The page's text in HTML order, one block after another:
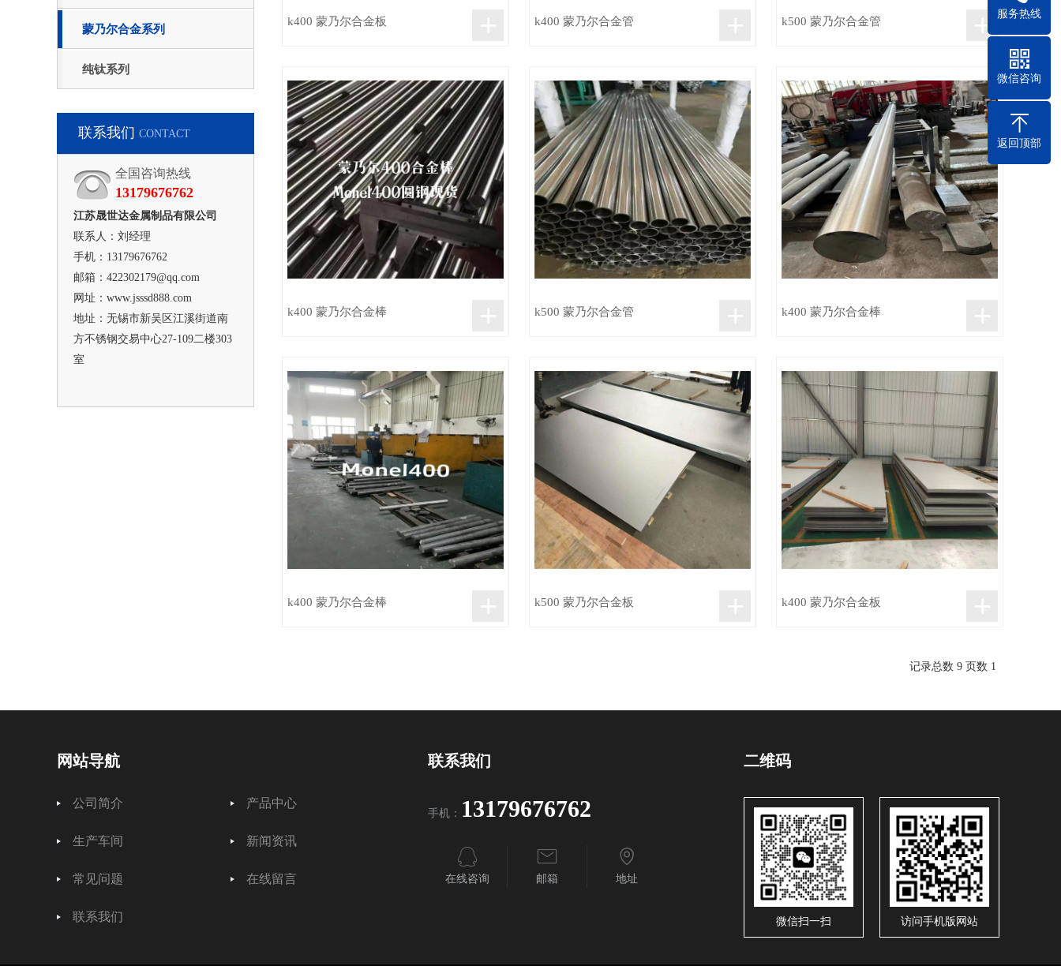
蒙乃尔合金系列
纯钛系列
联系我们 CONTACT
全国咨询热线
13179676762
江苏晟世达金属制品有限公司
联系人：刘经理
手机：13179676762
邮箱：422302179@qq.com
网址：www.jsssd888.com
地址：无锡市新吴区江溪街道南
方不锈钢交易中心27-109二楼303
室
k400 蒙乃尔合金板 k400 蒙乃尔合金管 k500 蒙乃尔合金管 +
k400 蒙乃尔合金棒 k500 蒙乃尔合金管 k400 蒙乃尔合金棒
k400 蒙乃尔合金棒 k500 蒙乃尔合金板 k400 蒙乃尔合金板
记录总数 9 页数 1
网站导航
公司简介 产品中心
生产车间 新闻资讯
常见问题 在线留言
联系我们
联系我们
手机： 13179676762
在线咨询 邮箱 地址
二维码
微信扫一扫 访问手机版网站
服务热线
微信咨询
返回顶部